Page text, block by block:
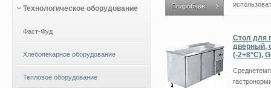
Подробнее
Стол для
дверный,
(-2+8°С),
Технологическое оборудование
Фаст-Фуд
Хлебопекарное оборудование
Тепловое оборудование